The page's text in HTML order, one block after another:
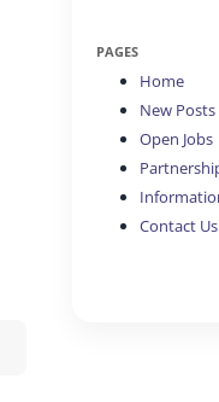
PAGES
Home
New Posts
Open Jobs
Contact Us